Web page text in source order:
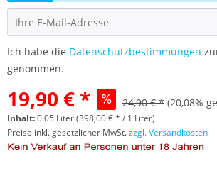
Ich habe die Datenschutzbestimmungen
genommen.
19,90 € * 24,90 € * (20,08%
Inhalt:0.05 Liter (398,00 € * / 1 Liter)
Preise inkl. gesetzlicher MwSt.zzgl. Versandkosten